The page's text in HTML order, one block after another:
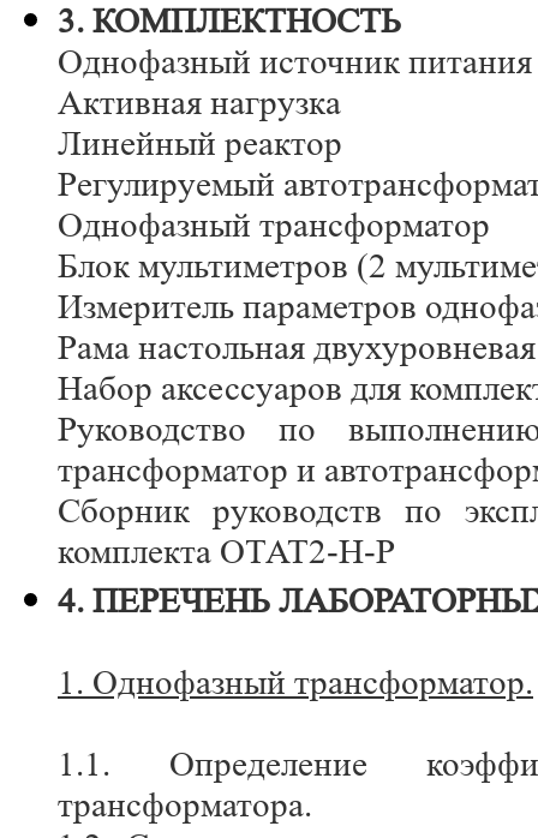
3. КОМПЛЕКТНОСТЬ
Однофазный источник питания
Активная нагрузка
Линейный реактор
Регулируемый
Однофазный трансформатор
Блок мультиметров (2
Измеритель параметров
Рама настольная
Набор аксессуаров для
Руководство по
трансформатор и
Сборник руководств по
комплекта ОТАТ2-Н-Р
4. ПЕРЕЧЕНЬ
1. Однофазный трансформатор.
1.1. Определение
трансформатора.